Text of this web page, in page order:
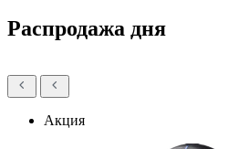
Распродажа дня
Акция